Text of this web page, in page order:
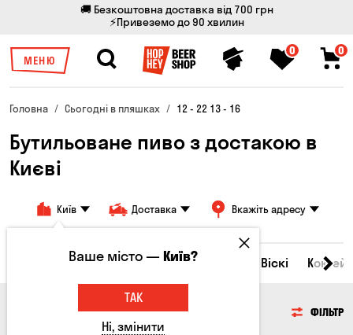
🚚 Безкоштовна доставка від 700 грн
⚡Привеземо до 90 хвилин
МЕНЮ
0 0
Головна Сьогодні в пляшках 12 - 22 13 - 16
Бутильоване пиво з достакою в
Києві
Київ Доставка Вкажіть адресу
Всі товари Пиво Сидр Віскі
ФІЛЬТР
Ваше місто —Київ?
ТАК
Ні, змінити